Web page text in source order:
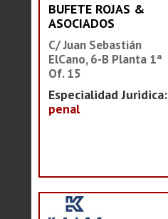
BUFETE ROJAS &
ASOCIADOS
C/ Juan Sebastián
ElCano, 6-B Planta 1ª
Of. 15
Especialidad Juridica:
penal